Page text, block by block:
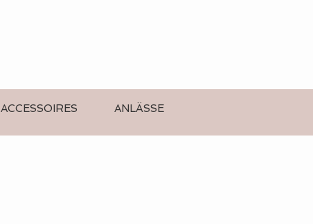
ACCESSOIRES ANLÄSSE